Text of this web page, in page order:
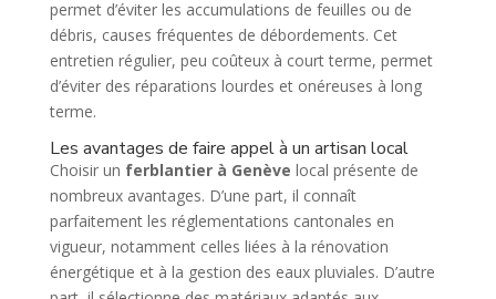
permet d’éviter les accumulations de feuilles ou de
débris, causes fréquentes de débordements. Cet
entretien régulier, peu coûteux à court terme, permet
d’éviter des réparations lourdes et onéreuses à long
terme.
Les avantages de faire appel à un artisan local
Choisir un ferblantier à Genève local présente de
nombreux avantages. D’une part, il connaît
parfaitement les réglementations cantonales en
vigueur, notamment celles liées à la rénovation
énergétique et à la gestion des eaux pluviales. D’autre